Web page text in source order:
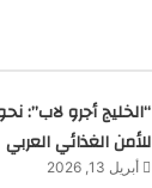
“الخليج أجرو لاب”:
للأمن الغذائي العربي
أبريل 13, 2026